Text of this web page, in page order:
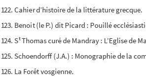
122. Cahier d’histoire de la littérature grecque.
123. Benoit (le P.) dit Picard : Pouillé
124. StThomas curé de Mandray : L’Eglise de
125. Schoendorff (J.A.) : Monographie de la
126. La Forêt vosgienne.